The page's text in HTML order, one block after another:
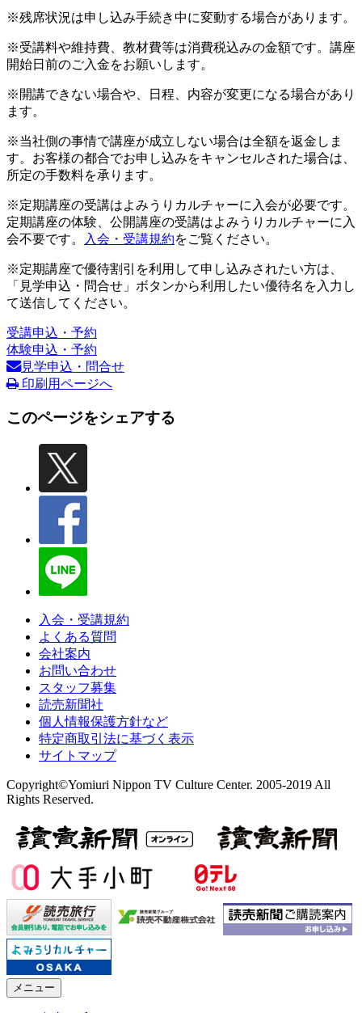
※残席状況は申し込み手続き中に変動する場合があります。
※受講料や維持費、教材費等は消費税込みの金額です。講座
開始日前のご入金をお願いします。
※開講できない場合や、日程、内容が変更になる場合があり
ます。
※当社側の事情で講座が成立しない場合は全額を返金しま
す。お客様の都合でお申し込みをキャンセルされた場合は、
所定の手数料を承ります。
※定期講座の受講はよみうりカルチャーに入会が必要です。
定期講座の体験、公開講座の受講はよみうりカルチャーに入
会不要です。
入会・受講規約をご覧ください。
※定期講座で優待割引を利用して申し込みされたい方は、
「見学申込・問合せ」ボタンから利用したい優待名を入力し
て送信してください。
受講申込・予約
体験申込・予約
見学申込・問合せ
印刷用ページへ
このページをシェアする
入会・受講規約
よくある質問
会社案内
お問い合わせ
スタッフ募集
読売新聞社
個人情報保護方針など
特定商取引法に基づく表示
サイトマップ
Copyright©Yomiuri Nippon TV Culture Center. 2005-2019 All
Rights Reserved.
メニュー